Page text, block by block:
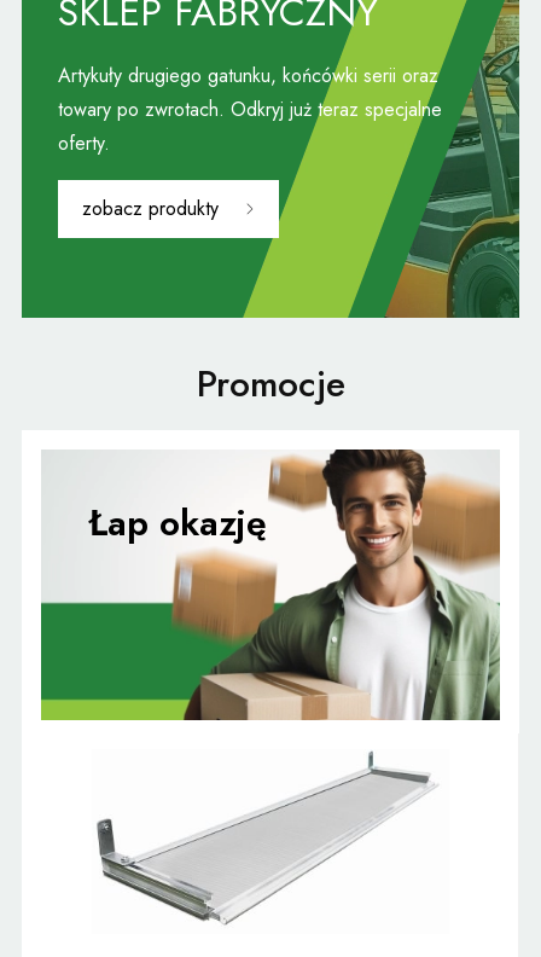
SKLEP FABRYCZNY
Artykuły drugiego gatunku, końcówki serii oraz
towary po zwrotach. Odkryj już teraz specjalne
oferty.
zobacz produkty
Promocje